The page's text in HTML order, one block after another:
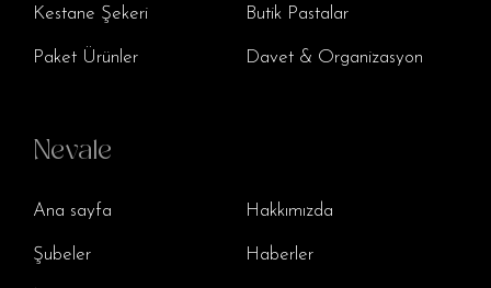
Kestane Şekeri Butik Pastalar
Paket Ürünler Davet & Organizasyon
Nevale
Ana sayfa Hakkımızda
Şubeler Haberler